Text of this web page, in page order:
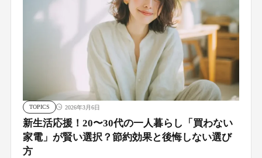
TOPICS 2026年3月6日
新生活応援！20〜30代の一人暮らし「買わない
家電」が賢い選択？節約効果と後悔しない選び
方